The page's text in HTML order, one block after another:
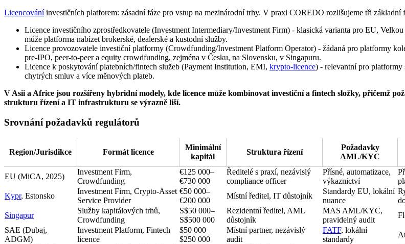
Licencováníinvestičních platforem: zásadní fáze pro vstup na mezinárodní trhy. V praxi COREDO rozlišujeme tři základní
Licence investičního zprostředkovatele (Investment Intermediary/Investment Firm) - klasická varianta pro EU,
může platforma nabízet brokerské, dealerské a kustodní služby.
Licence provozovatele investiční platformy (Crowdfunding/Investment Platform Operator) - žádaná pro platformy
pre-IPO, peer-to-peer a equity crowdfunding, zejména v Česku, na Slovensku, v Singapuru.
Licence k poskytování platebních/fintech služeb (Payment Institution, EMI, krypto-licence) - relevantní pro
chytrých smluv a více měnových plateb.
V Asii a Africe jsou rozšířeny hybridní modely, kde licence může kombinovat investiční a fintech složky, přičemž
strukturu řízení a IT infrastrukturu se výrazně liší.
Srovnání požadavků regulátorů
Region/Jurisdikce Formát licence
Minimální
kapitál
Struktura řízení
Požadavky
AML/KYC
EU (MiCA, 2025)
Investment Firm,
Crowdfunding
€125 000–
€730 000
Ředitelé s praxí, nezávislý
compliance officer
Přísné, automatizace,
výkaznictví
Kypr, Estonsko
Investment Firm, Crypto-Asset
Service Provider
€50 000–
€200 000
Místní ředitel, IT důstojník
Standardy EU, lokální
nuance
Singapur
Služby kapitálových trhů,
Crowdfunding
S$50 000–
S$500 000
Rezidentní ředitel, AML
důstojník
MAS AML/KYC,
pravidelný audit
SAE (Dubaj,
ADGM)
Investment Platform, Fintech
licence
$50 000–
$250 000
Místní partner, nezávislý
audit
FATF, lokální
standardy